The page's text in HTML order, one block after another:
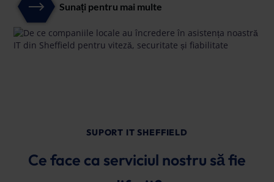
Sunați pentru mai multe
SUPORT IT SHEFFIELD
Ce face ca serviciul nostru să fie